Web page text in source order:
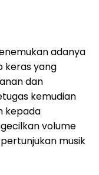
adanya
keras yang
dan
kemudian
kepada
volume
musik